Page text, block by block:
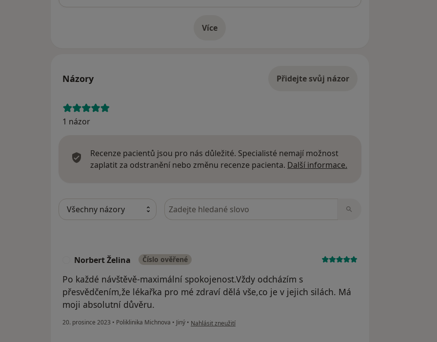
Víceo adrese
Názory Přidejte svůj názor
1 názor
Recenze pacientů jsou pro nás důležité. Specialisté nemají možnost
zaplatit za odstranění nebo změnu recenze pacienta. Další informace.
Hledejte v názorech
Norbert Želina Číslo ověřené
Po každé návštěvě-maximální spokojenost.Vždy odcházím s
přesvědčením,že lékařka pro mé zdraví dělá vše,co je v jejich silách. Má
moji absolutní důvěru.
20. prosince 2023 • Poliklinika Michnova • Jiný • podle názoru uživatele Norbert Želina
Nahlásit zneužití